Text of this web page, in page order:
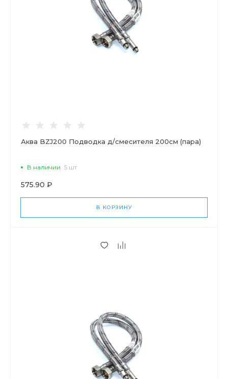
Аква BZJ200 Подводка д/смесителя 200см (пара)
В наличии 5 шт
575.90 ₽
В КОРЗИНУ